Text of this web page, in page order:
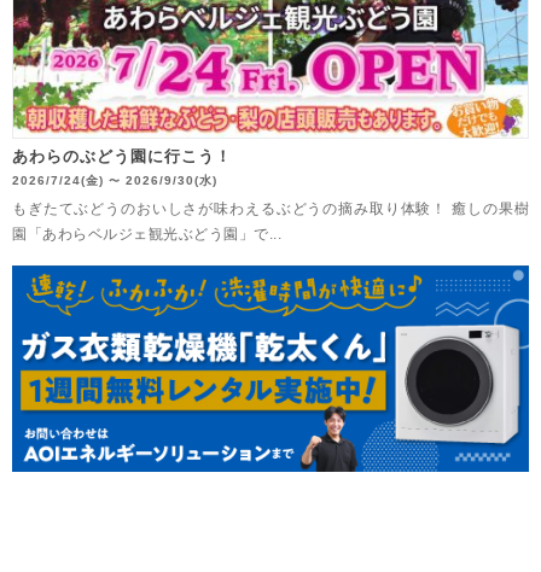
あわらのぶどう園に行こう！
2026/7/24(金) 〜 2026/9/30(水)
もぎたてぶどうのおいしさが味わえるぶどうの摘み取り体験！ 癒しの果樹
園「あわらベルジェ観光ぶどう園」で...